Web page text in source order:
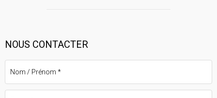
NOUS CONTACTER